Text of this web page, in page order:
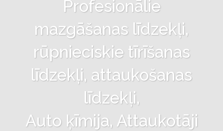
Profesionālie
mazgāšanas līdzekļi,
rūpnieciskie tīrīšanas
līdzekļi, attaukošanas
līdzekļi,
Auto ķīmija, Attaukotāji